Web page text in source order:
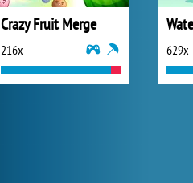
Crazy Fruit Merge
216x 629x